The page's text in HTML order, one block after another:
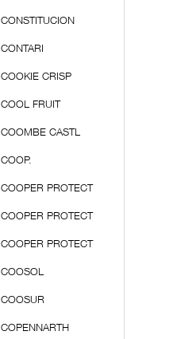
CONSTITUCION
CONTARI
COOKIE CRISP
COOL FRUIT
COOMBE CASTL
COOP.
COOPER PROTECT
COOPER PROTECT
COOPER PROTECT
COOSOL
COOSUR
COPENNARTH